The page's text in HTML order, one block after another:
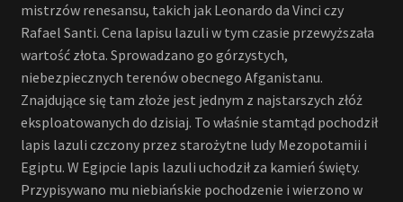
mistrzów renesansu, takich jak Leonardo da Vinci czy
Rafael Santi. Cena lapisu lazuli w tym czasie przewyższała
wartość złota. Sprowadzano go górzystych,
niebezpiecznych terenów obecnego Afganistanu.
Znajdujące się tam złoże jest jednym z najstarszych złóż
eksploatowanych do dzisiaj. To właśnie stamtąd pochodził
lapis lazuli czczony przez starożytne ludy Mezopotamii i
Egiptu. W Egipcie lapis lazuli uchodził za kamień święty.
Przypisywano mu niebiańskie pochodzenie i wierzono w